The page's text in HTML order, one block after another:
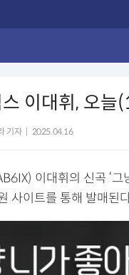
이대휘, 오늘
기자 2025.04.16
이대휘의 신곡 ‘
사이트를 통해 발매된